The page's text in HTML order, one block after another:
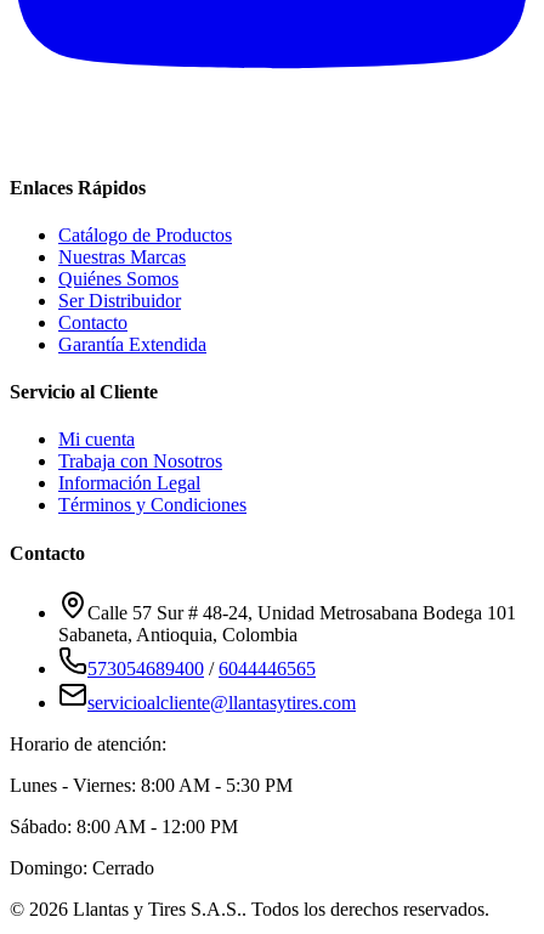
Enlaces Rápidos
Catálogo de Productos
Nuestras Marcas
Quiénes Somos
Ser Distribuidor
Contacto
Garantía Extendida
Servicio al Cliente
Mi cuenta
Trabaja con Nosotros
Información Legal
Términos y Condiciones
Contacto
Calle 57 Sur # 48-24, Unidad Metrosabana Bodega 101
Sabaneta, Antioquia, Colombia
573054689400 /6044446565
servicioalcliente@llantasytires.com
Horario de atención:
Lunes - Viernes: 8:00 AM - 5:30 PM
Sábado: 8:00 AM - 12:00 PM
Domingo: Cerrado
© 2026 Llantas y Tires S.A.S.. Todos los derechos reservados.